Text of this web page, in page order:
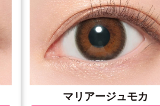
マリアージュモカ